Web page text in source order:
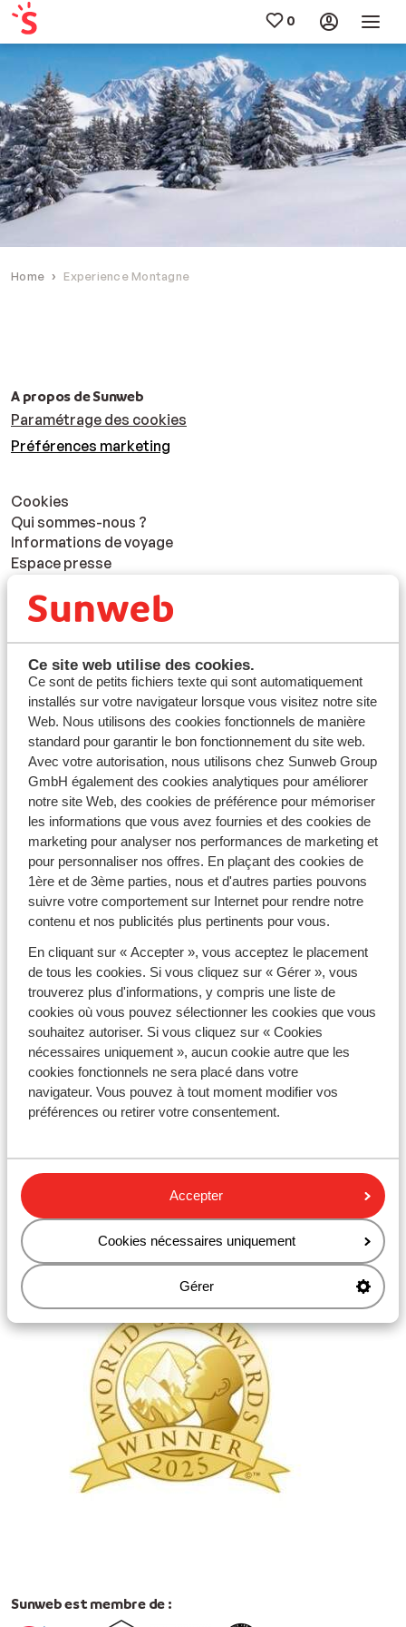
Ce site web utilise des cookies.
Ce sont de petits fichiers texte qui sont automatiquement
installés sur votre navigateur lorsque vous visitez notre site
Web. Nous utilisons des cookies fonctionnels de manière
standard pour garantir le bon fonctionnement du site web.
Avec votre autorisation, nous utilisons chez Sunweb Group
GmbH également des cookies analytiques pour améliorer
notre site Web, des cookies de préférence pour mémoriser
les informations que vous avez fournies et des cookies de
marketing pour analyser nos performances de marketing et
pour personnaliser nos offres. En plaçant des cookies de
1ère et de 3ème parties, nous et d'autres parties pouvons
suivre votre comportement sur Internet pour rendre notre
contenu et nos publicités plus pertinents pour vous.
En cliquant sur « Accepter », vous acceptez le placement
de tous les cookies. Si vous cliquez sur « Gérer », vous
trouverez plus d'informations, y compris une liste de
cookies où vous pouvez sélectionner les cookies que vous
souhaitez autoriser. Si vous cliquez sur « Cookies
nécessaires uniquement », aucun cookie autre que les
cookies fonctionnels ne sera placé dans votre
navigateur. Vous pouvez à tout moment modifier vos
préférences ou retirer votre consentement.
Accepter
Cookies nécessaires uniquement
Gérer
Home Experience Montagne
A propos de Sunweb
Paramétrage des cookies
Préférences marketing
Cookies
Qui sommes-nous ?
Informations de voyage
Espace presse
Politique de confidentialité
Clause de non responsabilité
Déclaration d'accessibilité
Vacances durables
Partenaires et CSE
Questions & Contact
Blog Sunweb
Paiements sécurisés
Téléchargez l'app Sunweb
Newsletter
Restez informé(e) de nos séjours au ski !
Restez informé(e) de nos séjours au soleil !
Meilleur Tour Opérateur Ski du Monde
Sunweb est membre de :